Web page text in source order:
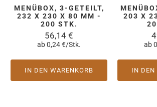
MENÜBOX, 3-GETEILT,
232 X 230 X 80 MM -
200 STK.
56,14 €
ab 0,24 €/Stk.
IN DEN WARENKORB
203 X
ab
IN DEN